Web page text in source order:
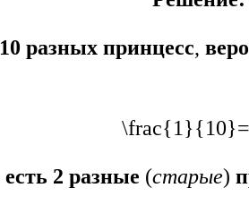
10 разных принцесс,
есть 2 разные (старые)